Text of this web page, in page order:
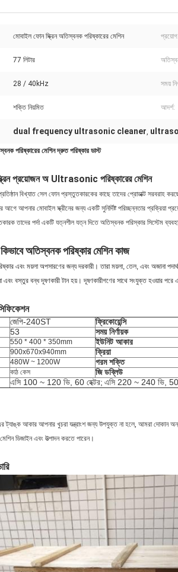
মোবাইল ফোন স্ক্রিন অতিস্বনক পরিষ্কারের মেশিন প্রয়োগ:
77 লিটার
28 / 40kHz সময়
শক্তি নিয়মিত আদর্শ:
dual frequency ultrasonic cleaner,
পরিষ্কারের মেশিন দ্রুত পরিষ্কার ডাস্ট
প্রয়োজন অ Ultrasonic পরিষ্কারের মেশিন
বিখ্যাত সেল ফোন প্রস্তুতকারকের কাছে তাদের প্রোডাক্ট সরবরাহ
আগে আপনার মোবাইল স্ক্রীনের জন্য একটি সুনির্দিষ্ট পরিচ্ছন্নতার
তাদের পর্দা একটি যত্নশীল যত্ন দিতে অতিস্বনক পরিস্কার সিস্টেম
অতিস্বনক পরিষ্কার মেশিন কাজ
এবং ময়লা অপসারণের জন্য দরকারী। তারা ময়লা, তেল, এবং অজানা
এবং বস্তুর বন্ধ দূষণকারী টান হয়। দূষণকারীগণের সাথে সংযুক্ত হওয়ার পরে
জেপি-240ST ফ্রিকোয়েন্সি
53 সময় নির্ণায়ক
550 * 400 * 350mm ইউনিট আকার
900x670x940mm ক্রিয়া
480W ~ 1200W গরম শক্তি
কাঠ কেস জি ডব্লিউ
এসি 100 ~ 120 ভি, 60 হেক্টর; এসি 220 ~ 240 ভি,
ট্যাঙ্ক আকার আপনার খুচরা যন্ত্রাংশ জন্য উপযুক্ত না হলে, আমরা দোকান
ডিজাইন এবং উত্পাদন করতে পারেন।